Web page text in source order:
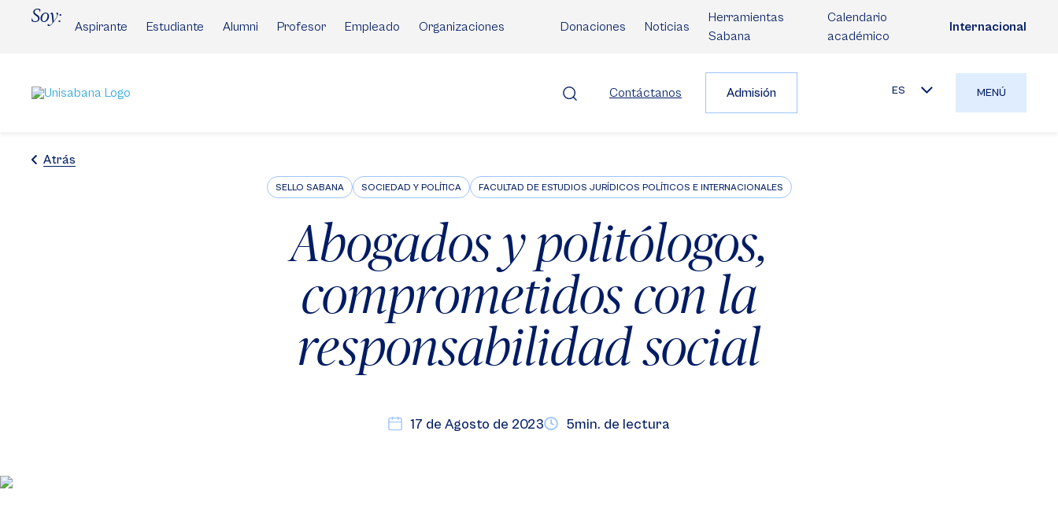
Soy:
Aspirante Estudiante Alumni Profesor Empleado Organizaciones Donaciones Noticias
Herramientas
Sabana
Calendario
académico
Internacional
Contáctanos Admisión ES MENÚ
Atrás
SELLO SABANA SOCIEDAD Y POLÍTICA FACULTAD DE ESTUDIOS JURÍDICOS POLÍTICOS E INTERNACIONALES
Abogados y politólogos,
comprometidos con la
responsabilidad social
17 de Agosto de 2023 5min. de lectura